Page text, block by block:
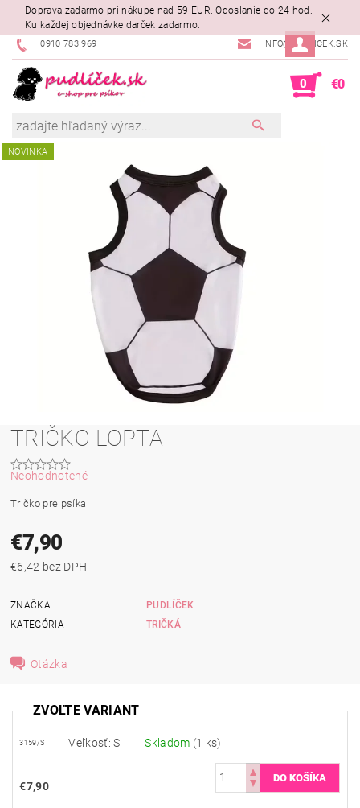
Doprava zadarmo pri nákupe nad 59 EUR. Odoslanie do 24 hod.
Ku každej objednávke darček zadarmo.
0910 783 969 INFO@PUDLICEK.SK
0 €0
NOVINKA
TRIČKO LOPTA
Neohodnotené
Tričko pre psíka
€7,90
€6,42 bez DPH
ZNAČKA
PUDLÍČEK
KATEGÓRIA
TRIČKÁ
Otázka
ZVOĽTE VARIANT
3159/S Veľkosť: S Skladom (1 ks)
€7,90